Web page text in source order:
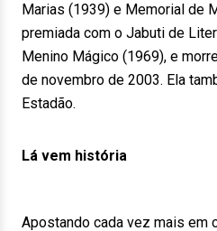
Marias (1939) e Memorial de
premiada com o Jabuti de
Menino Mágico (1969), e
de novembro de 2003. Ela
Estadão.
Lá vem história
Apostando cada vez mais em